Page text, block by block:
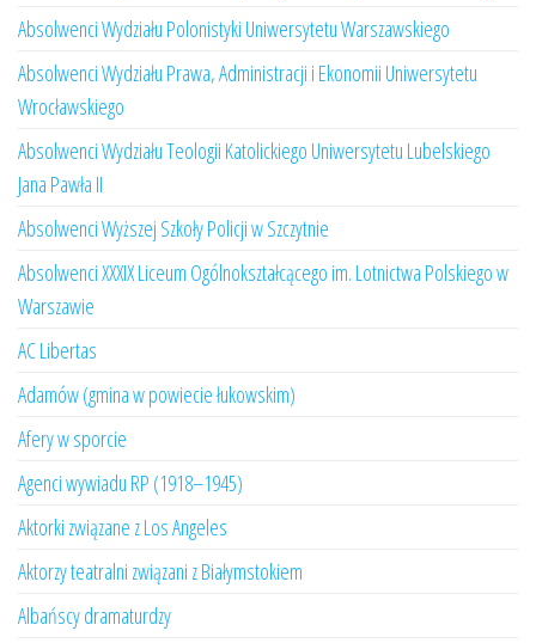
Absolwenci Wydziału Polonistyki Uniwersytetu Warszawskiego
Absolwenci Wydziału Prawa, Administracji i Ekonomii Uniwersytetu
Wrocławskiego
Absolwenci Wydziału Teologii Katolickiego Uniwersytetu Lubelskiego
Jana Pawła II
Absolwenci Wyższej Szkoły Policji w Szczytnie
Absolwenci XXXIX Liceum Ogólnokształcącego im. Lotnictwa Polskiego w
Warszawie
AC Libertas
Adamów (gmina w powiecie łukowskim)
Afery w sporcie
Agenci wywiadu RP (1918–1945)
Aktorki związane z Los Angeles
Aktorzy teatralni związani z Białymstokiem
Albańscy dramaturdzy